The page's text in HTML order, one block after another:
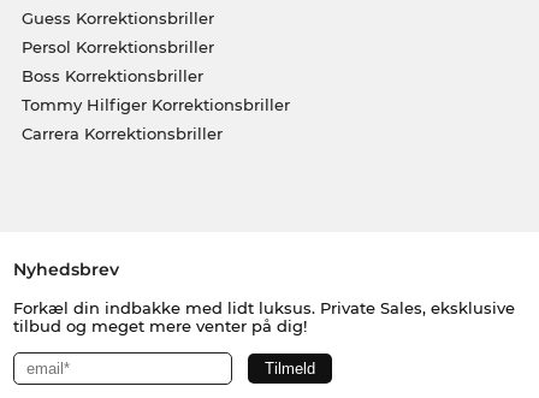
Guess Korrektionsbriller
Persol Korrektionsbriller
Boss Korrektionsbriller
Tommy Hilfiger Korrektionsbriller
Carrera Korrektionsbriller
Nyhedsbrev
Forkæl din indbakke med lidt luksus. Private Sales, eksklusive
tilbud og meget mere venter på dig!